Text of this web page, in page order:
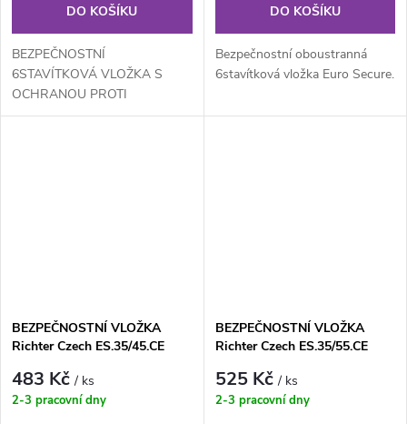
DO KOŠÍKU
BEZPEČNOSTNÍ
6STAVÍTKOVÁ VLOŽKA S
OCHRANOU PROTI
ODVRTÁNÍ, BUMPINGU A
DO KOŠÍKU
Bezpečnostní oboustranná
6stavítková vložka Euro Secure.
BEZPEČNOSTNÍ VLOŽKA
Richter Czech ES.35/45.CE
483 Kč/ ks
2-3 pracovní dny
BEZPEČNOSTNÍ VLOŽKA
Richter Czech ES.35/55.CE
525 Kč/ ks
2-3 pracovní dny